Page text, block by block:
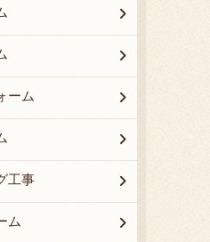
ーム
工事
ム